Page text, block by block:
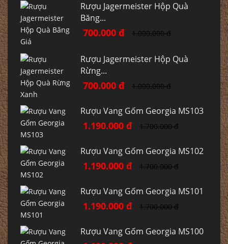
Rượu Jagermeister Hộp Quà
Băng...
700.000 đ 1.000.000 đ
Rượu Jagermeister Hộp Quà
Rừng...
700.000 đ 1.000.000 đ
Rượu Vang Gốm Georgia MS103
1.190.000 đ 1.700.000 đ
Rượu Vang Gốm Georgia MS102
1.190.000 đ 1.700.000 đ
Rượu Vang Gốm Georgia MS101
1.190.000 đ 1.700.000 đ
Rượu Vang Gốm Georgia MS100